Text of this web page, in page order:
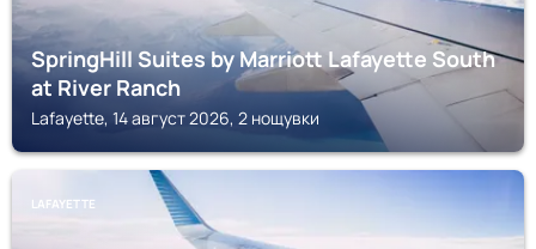
SpringHill Suites by Marriott Lafayette South
at River Ranch
Lafayette, 14 август 2026, 2 нощувки
LAFAYETTE